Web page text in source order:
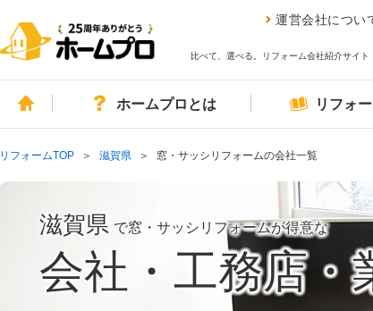
運営会社につい
比べて、選べる。リフォーム会社紹介サイト
ホームホームプロとは リフォ
リフォームTOP 滋賀県 窓・サッシリフォームの会社一覧
滋賀県 で窓・サッシリフォームが得意な
会社・工務店・